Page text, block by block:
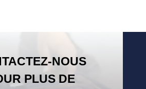
NOUS
PLUS DE